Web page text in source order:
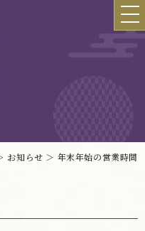
お知らせ ＞ 年末年始の営業時間